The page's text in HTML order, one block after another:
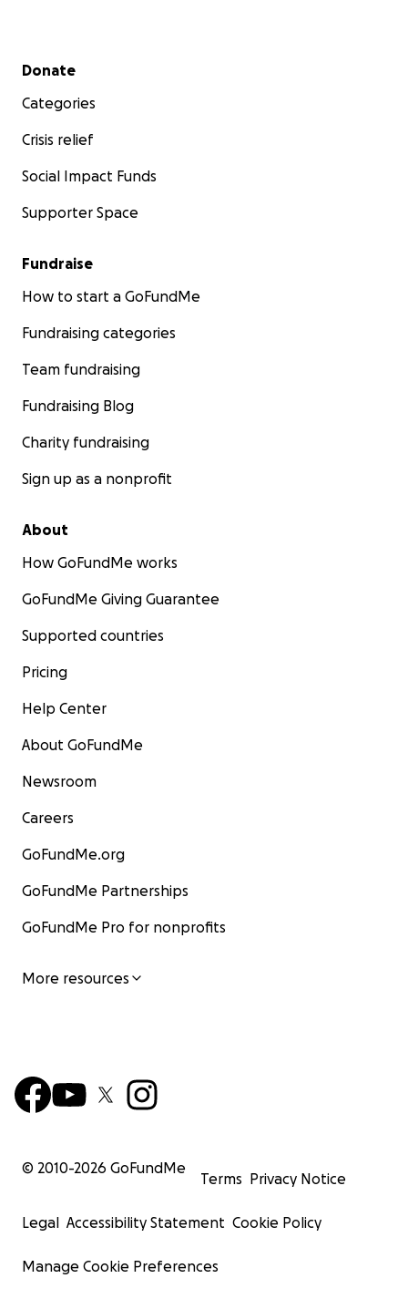
Secondary menu
Donate
Categories
Crisis relief
Social Impact Funds
Supporter Space
Fundraise
How to start a GoFundMe
Fundraising categories
Team fundraising
Fundraising Blog
Charity fundraising
Sign up as a nonprofit
About
How GoFundMe works
GoFundMe Giving Guarantee
Supported countries
Pricing
Help Center
About GoFundMe
Newsroom
Careers
GoFundMe.org
GoFundMe Partnerships
GoFundMe Pro for nonprofits
More resources
© 2010-2026 GoFundMe
Terms Privacy Notice
Legal Accessibility Statement Cookie Policy
Manage Cookie Preferences